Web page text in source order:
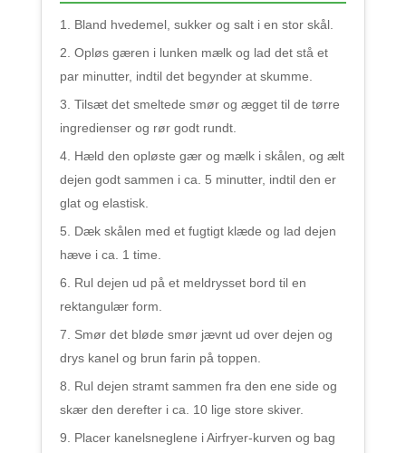
Bland hvedemel, sukker og salt i en stor skål.
Opløs gæren i lunken mælk og lad det stå et
par minutter, indtil det begynder at skumme.
Tilsæt det smeltede smør og ægget til de tørre
ingredienser og rør godt rundt.
Hæld den opløste gær og mælk i skålen, og ælt
dejen godt sammen i ca. 5 minutter, indtil den er
glat og elastisk.
Dæk skålen med et fugtigt klæde og lad dejen
hæve i ca. 1 time.
Rul dejen ud på et meldrysset bord til en
rektangulær form.
Smør det bløde smør jævnt ud over dejen og
drys kanel og brun farin på toppen.
Rul dejen stramt sammen fra den ene side og
skær den derefter i ca. 10 lige store skiver.
Placer kanelsneglene i Airfryer-kurven og bag